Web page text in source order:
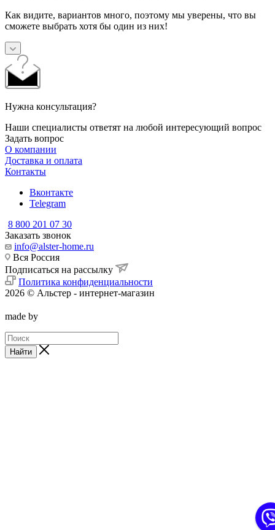
Как видите, вариантов много, поэтому мы уверены, что вы
сможете выбрать хотя бы один из них!
Нужна консультация?
Наши специалисты ответят на любой интересующий вопрос
Задать вопрос
О компании
Доставка и оплата
Контакты
Вконтакте
Telegram
8 800 201 07 30
Заказать звонок
info@alster-home.ru
Вся Россия
Подписаться на рассылку
Политика конфиденциальности
2026 © Альстер - интернет-магазин
made by
Найти